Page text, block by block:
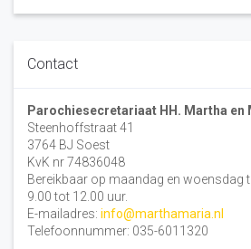
Contact
Parochiesecretariaat HH. Martha en
Steenhoffstraat 41
3764 BJ Soest
KvK nr 74836048
Bereikbaar op maandag en woensdag
9.00 tot 12.00 uur.
E-mailadres: info@marthamaria.nl
Telefoonnummer: 035-6011320